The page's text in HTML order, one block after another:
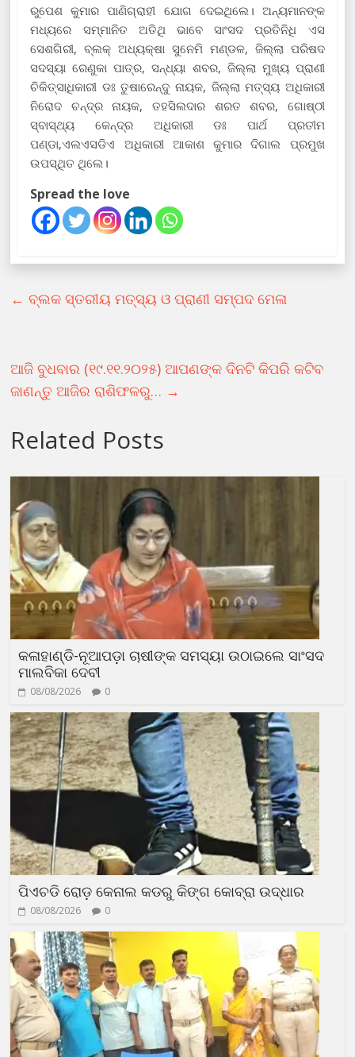
ରୁପେଶ କୁମାର ପାଣିଗ୍ରାହୀ ଯୋଗ ଦେଇଥିଲେ। ଅନ୍ୟମାନଙ୍କ
ମଧ୍ୟରେ ସମ୍ମାନିତ ଅତିଥି ଭାବେ ସାଂସଦ ପ୍ରତିନିଧି ଏସ
ସେଶଗିରୀ, ବ୍ଲକ୍ ଅଧ୍ୟକ୍ଷା ସୁନେମି ମଣ୍ଡଳ, ଜିଲ୍ଲା ପରିଷଦ
ସଦସ୍ୟା ରେଣୁକା ପାତ୍ର, ସନ୍ଧ୍ୟା ଶବର, ଜିଲ୍ଲା ମୁଖ୍ୟ ପ୍ରାଣୀ
ଚିକିତ୍ସାଧିକାରୀ ଡଃ ତୁଷାରେନ୍ଦୁ ନାୟକ, ଜିଲ୍ଲା ମତ୍ସ୍ୟ ଅଧିକାରୀ
ନିରୋଦ ଚନ୍ଦ୍ର ନାୟକ, ତହସିଲଦାର ଶରତ ଶବର, ଗୋଷ୍ଠୀ
ସ୍ବାସ୍ଥ୍ୟ କେନ୍ଦ୍ର ଅଧିକାରୀ ଡଃ ପାର୍ଥ ପ୍ରତୀମ
ପଣ୍ଡା,ଏଲଏସଡିଏ ଅଧିକାରୀ ଆକାଶ କୁମାର ଦିଗାଲ ପ୍ରମୁଖ
ଉପସ୍ଥିତ ଥିଲେ।
Spread the love
← ବ୍ଲକ ସ୍ତରୀୟ ମତ୍ସ୍ୟ ଓ ପ୍ରାଣୀ ସମ୍ପଦ ମେଳା
ଆଜି ବୁଧବାର (୧୯.୧୧.୨୦୨୫) ଆପଣଙ୍କ ଦିନଟି କିପରି କଟିବ
ଜାଣନ୍ତୁ ଆଜିର ରାଶିଫଳରୁ… →
Related Posts
କଳାହାଣ୍ଡି-ନୂଆପଡ଼ା ଚାଷୀଙ୍କ ସମସ୍ୟା ଉଠାଇଲେ ସାଂସଦ
ମାଲବିକା ଦେବୀ
08/08/2026 0
ପିଏଚଡି ରୋଡ଼ କେନାଲ କଡରୁ କିଙ୍ଗ କୋବ୍ରା ଉଦ୍ଧାର
08/08/2026 0